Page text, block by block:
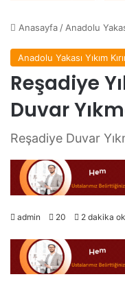
Anasayfa / Anadolu
Anadolu Yakası Yıkım
Reşadiye
Duvar
Reşadiye Duvar
admin 20 2 dakika